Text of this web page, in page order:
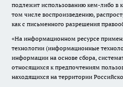
подлежит использованию кем-либо в
том числе воспроизведению,
как с письменного разрешения
«На информационном ресурсе
технологии (информационные
информации на основе сбора,
относящихся к предпочтениям
находящихся на территории